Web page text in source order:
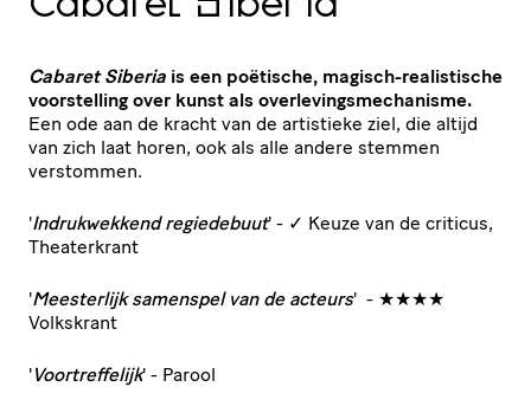
Cabaret Siberia is een poëtische, magisch-realistische
voorstelling over kunst als overlevingsmechanisme.
Een ode aan de kracht van de artistieke ziel, die altijd
van zich laat horen, ook als alle andere stemmen
verstommen.
'Indrukwekkend regiedebuut' - ✓ Keuze van de criticus,
Theaterkrant
'Meesterlijk samenspel van de acteurs' - ★★★★
Volkskrant
'Voortreffelijk' - Parool